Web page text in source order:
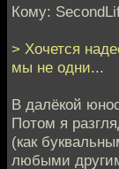
Кому:
> Хочется
мы не одни...
В далёкой
Потом я
(как
любыми